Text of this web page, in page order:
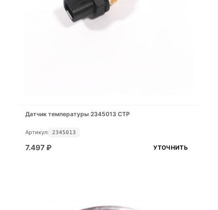
Датчик температуры 2345013 CTP
Артикул: 2345013
7.497₽ УТОЧНИТЬ